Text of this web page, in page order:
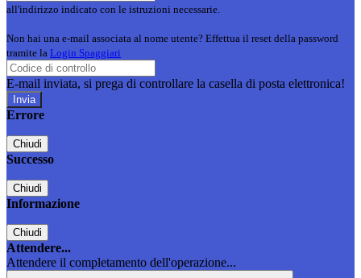
all'indirizzo indicato con le istruzioni necessarie.
Non hai una e-mail associata al nome utente? Effettua il reset della password
tramite la Login Spaggiari
E-mail inviata, si prega di controllare la casella di posta elettronica!
Errore
Chiudi
Successo
Chiudi
Informazione
Chiudi
Attendere...
Attendere il completamento dell'operazione...